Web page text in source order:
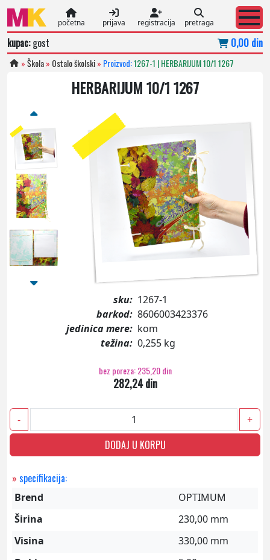
početna prijava registracija pretraga
kupac:gost 0,00 din
»Škola» Ostalo školski» Proizvod:1267-1 | HERBARIJUM 10/1 1267
HERBARIJUM 10/1 1267
sku: 1267-1
barkod: 8606003423376
jedinica mere: kom
težina: 0,255 kg
bez poreza: 235,20 din
282,24 din
- +
DODAJ U KORPU
» specifikacija:
Brend
OPTIMUM
Širina
230,00 mm
Visina
330,00 mm